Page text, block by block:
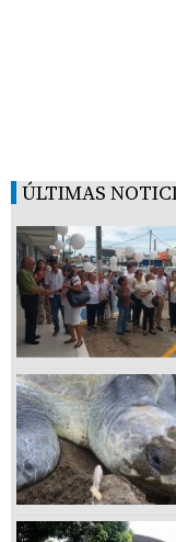
ÚLTIMAS